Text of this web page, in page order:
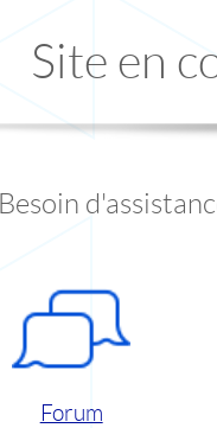
Site en
Besoin
Forum